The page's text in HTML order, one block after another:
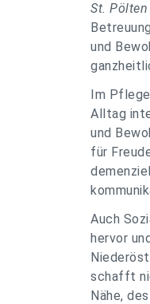
St. Pölten
und
Im
Alltag
und
für
Auch
hervor
schafft
Nähe,